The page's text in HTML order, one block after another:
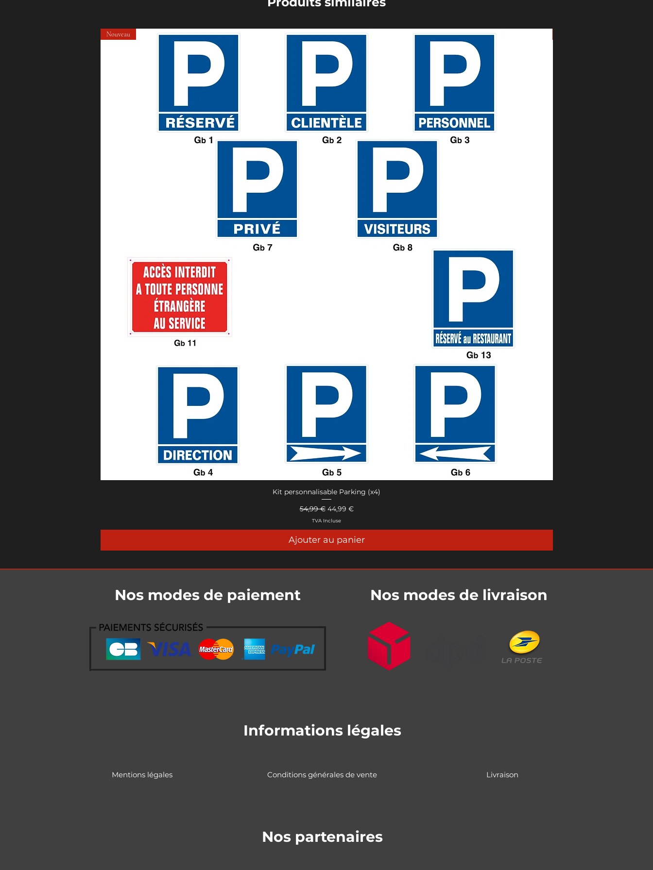
Aperçu rapide
Nouveau
Kit personnalisable Parking (x4)
Prix original
54,99 € Prix promotionnel
44,99 €
TVA Incluse
Ajouter au panier
Nos modes de paiement Nos modes de livraison
Informations légales
Mentions légales Conditions générales de vente Livraison
Nos partenaires